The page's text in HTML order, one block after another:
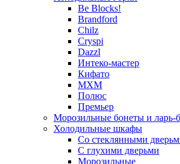
Be Blocks!
Brandford
Chilz
Cryspi
Dazzl
Интеко-мастер
Кифато
МХМ
Полюс
Премьер
Морозильные бонеты и ларь-
Холодильные шкафы
Со стеклянными
С глухими дверьми
Морозильные